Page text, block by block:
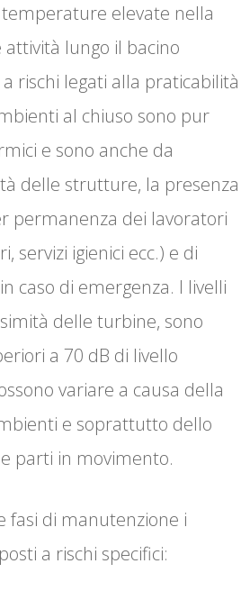
elevate nella
attività lungo il bacino
rischi legati alla praticabilità
al chiuso sono pur
e sono anche da
delle strutture, la presenza
permanenza dei lavoratori
servizi igienici ecc.) e di
caso di emergenza. I livelli
delle turbine, sono
a 70 dB di livello
variare a causa della
e soprattutto dello
parti in movimento.
fasi di manutenzione i
a rischi specifici: